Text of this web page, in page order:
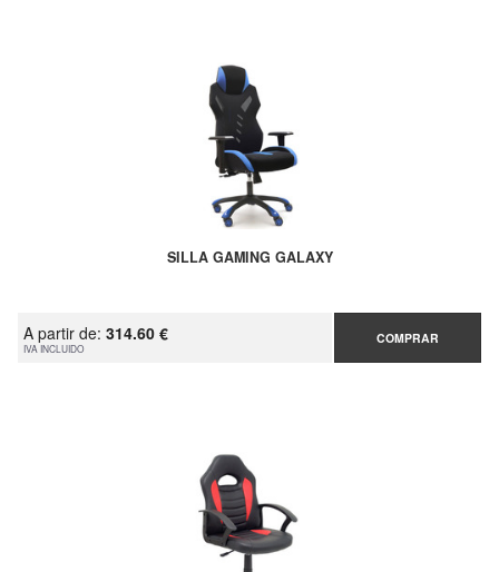
SILLA GAMING GALAXY
A partir de: 314.60 €
IVA INCLUIDO
COMPRAR